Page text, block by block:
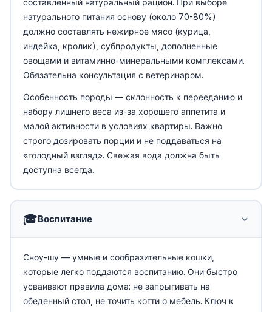
натурального питания основу (около 70-80%)
должно составлять нежирное мясо (курица,
индейка, кролик), субпродукты, дополненные
овощами и витаминно-минеральными комплексами.
Обязательна консультация с ветеринаром.
Особенность породы — склонность к перееданию и
набору лишнего веса из-за хорошего аппетита и
малой активности в условиях квартиры. Важно
строго дозировать порции и не поддаваться на
«голодный взгляд». Свежая вода должна быть
доступна всегда.
🎓Воспитание
Сноу-шу — умные и сообразительные кошки,
которые легко поддаются воспитанию. Они быстро
усваивают правила дома: не запрыгивать на
обеденный стол, не точить когти о мебель. Ключ к